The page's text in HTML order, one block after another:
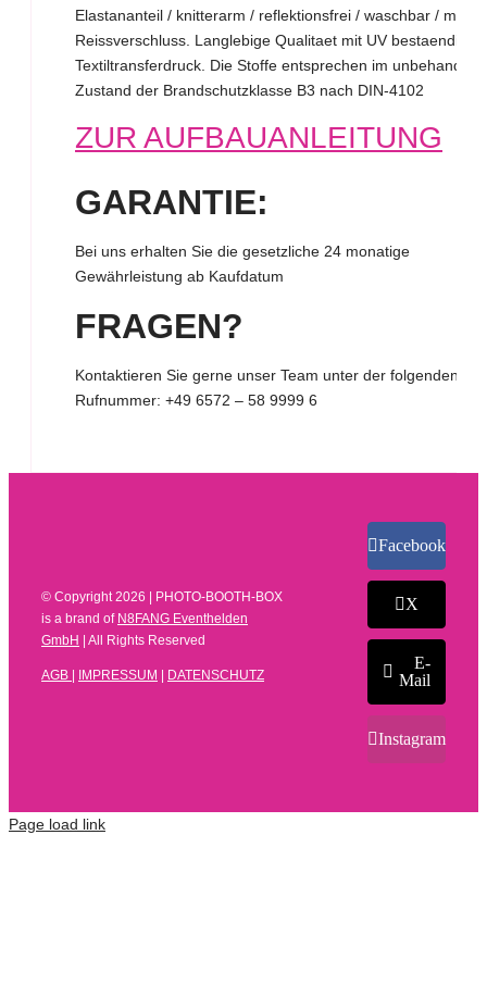
Elastananteil / knitterarm / reflektionsfrei / waschbar / mit
Reissverschluss. Langlebige Qualitaet mit UV
Textiltransferdruck. Die Stoffe entsprechen im
Zustand der Brandschutzklasse B3 nach DIN-4102
ZUR AUFBAUANLEITUNG
GARANTIE:
Bei uns erhalten Sie die gesetzliche 24 monatige
Gewährleistung ab Kaufdatum
FRAGEN?
Kontaktieren Sie gerne unser Team unter der folgenden
Rufnummer: +49 6572 – 58 9999 6
© Copyright 2026 | PHOTO-BOOTH-BOX
is a brand of N8FANG Eventhelden
GmbH | All Rights Reserved
AGB | IMPRESSUM | DATENSCHUTZ
Facebook
X
E-
Mail
Instagram
Page load link